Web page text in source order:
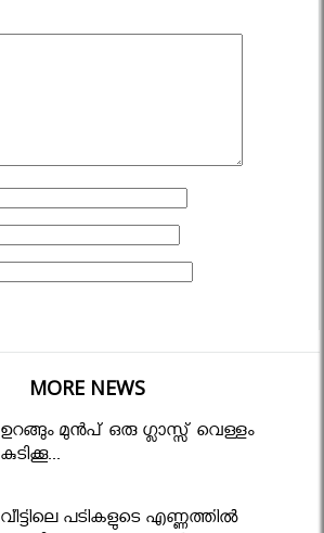
MORE NEWS
ഉറങ്ങും മുന്‍പ് ഒരു ഗ്ലാസ്സ് വെള്ളം
കുടിക്കൂ...
വീട്ടിലെ പടികളുടെ എണ്ണത്തിൽ